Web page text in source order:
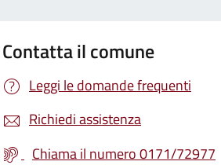
Contatta il comune
Leggi le domande frequenti
Richiedi assistenza
Chiama il numero 0171/72977